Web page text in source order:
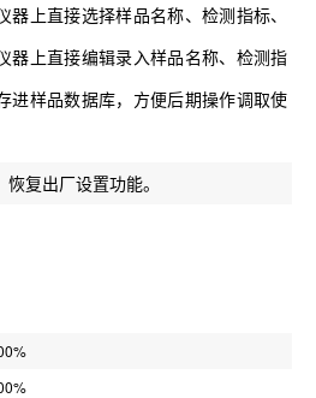
上直接选择样品名称、检测指标、
器上直接编辑录入样品名称、检测指
进样品数据库，方便后期操作调取使
复出厂设置功能。